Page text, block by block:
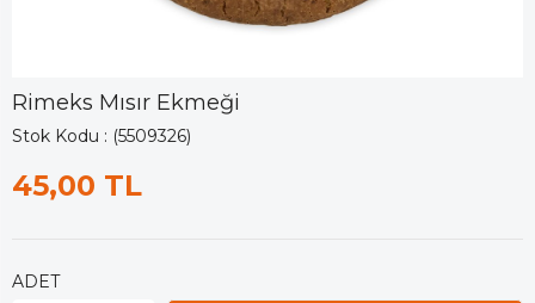
Rimeks Mısır Ekmeği
Stok Kodu (5509326)
45,00 TL
ADET